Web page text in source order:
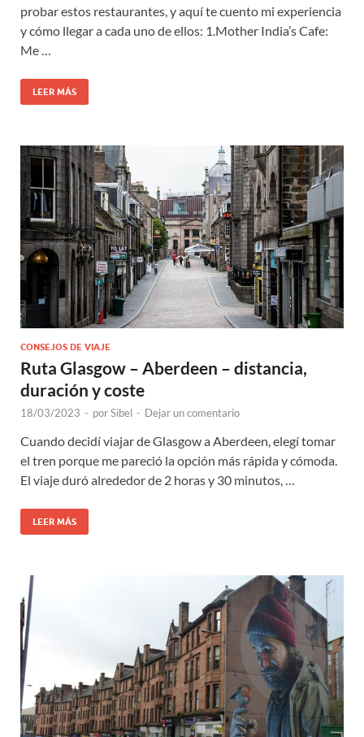
probar estos restaurantes, y aquí te cuento mi experiencia
y cómo llegar a cada uno de ellos: 1.Mother India’s Cafe:
Me …
LEER MÁS
CONSEJOS DE VIAJE
Ruta Glasgow – Aberdeen – distancia,
duración y coste
18/03/2023 - porSibel - Dejar un comentario
Cuando decidí viajar de Glasgow a Aberdeen, elegí tomar
el tren porque me pareció la opción más rápida y cómoda.
El viaje duró alrededor de 2 horas y 30 minutos, …
LEER MÁS